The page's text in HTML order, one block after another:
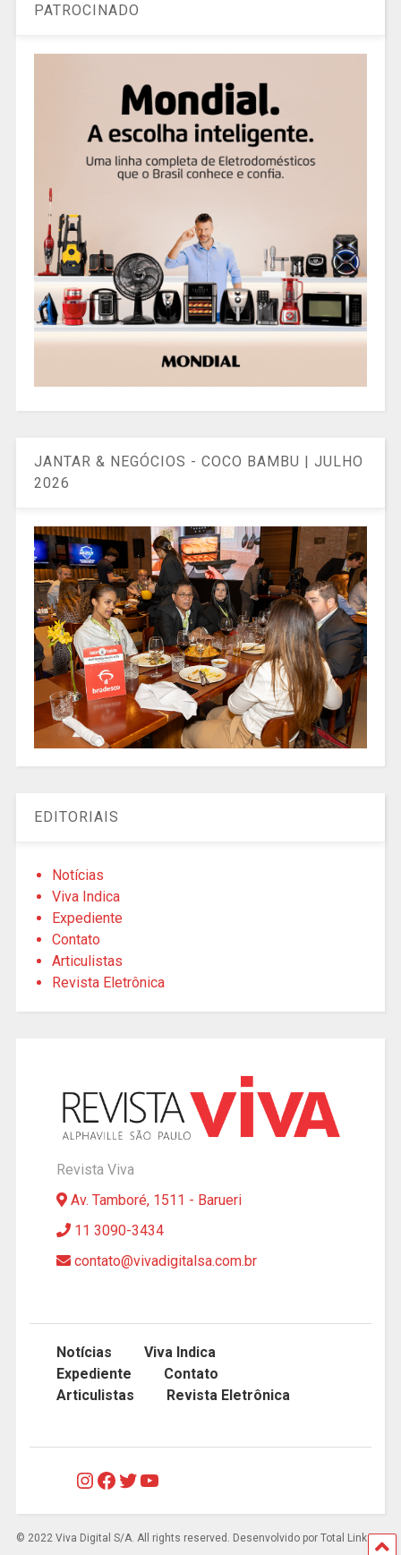
PATROCINADO
JANTAR & NEGÓCIOS - COCO BAMBU | JULHO
2026
EDITORIAIS
Notícias
Viva Indica
Expediente
Contato
Articulistas
Revista Eletrônica
Revista Viva
Av. Tamboré, 1511 - Barueri
11 3090-3434
contato@vivadigitalsa.com.br
Notícias
Viva Indica
Expediente
Contato
Articulistas
Revista Eletrônica
Instagram
Facebook
Twitter
© 2022 Viva Digital S/A. All rights reserved. Desenvolvido por Total Links